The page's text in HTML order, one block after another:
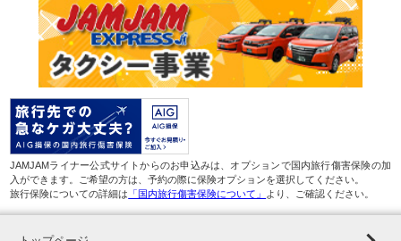
JAMJAMライナー公式サイトからのお申込みは、オプションで国内旅行傷害保険の加
入ができます。ご希望の方は、予約の際に保険オプションを選択してください。
旅行保険についての詳細は 「国内旅行傷害保険について」 より、ご確認ください。